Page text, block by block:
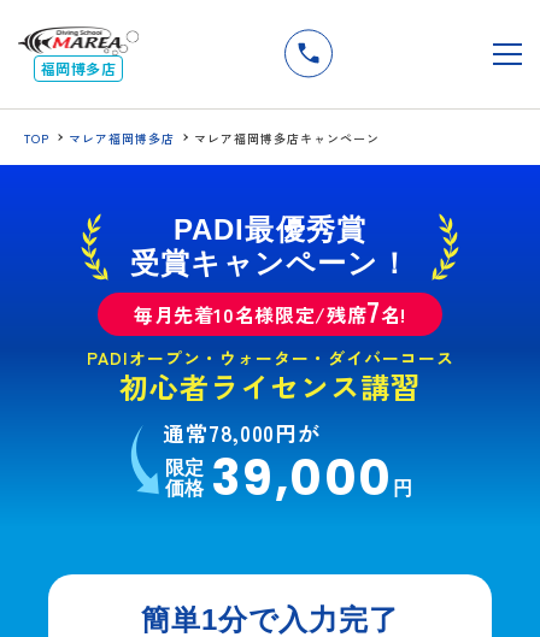
福岡博多店
TOP マレア福岡博多店 マレア福岡博多店キャンペーン
PADI最優秀賞
受賞キャンペーン！
毎月先着10名様限定/残席7名!
PADIオープン・ウォーター・ダイバーコース
初心者ライセンス講習
通常78,000円が
限定
価格 39,000 円
簡単1分で入力完了